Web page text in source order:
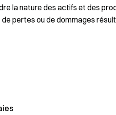
la nature des actifs et des
pertes ou de dommages